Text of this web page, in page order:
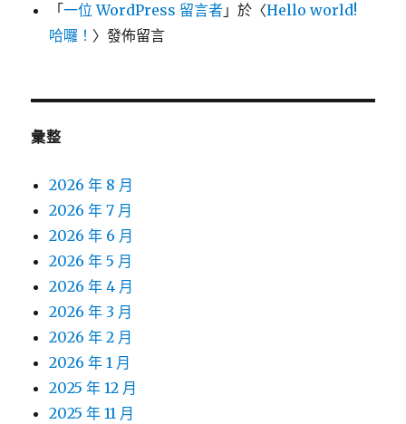
「一位 WordPress 留言者 」於〈Hello world!
哈囉！ 〉發佈留言
彙整
2026 年 8 月
2026 年 7 月
2026 年 6 月
2026 年 5 月
2026 年 4 月
2026 年 3 月
2026 年 2 月
2026 年 1 月
2025 年 12 月
2025 年 11 月